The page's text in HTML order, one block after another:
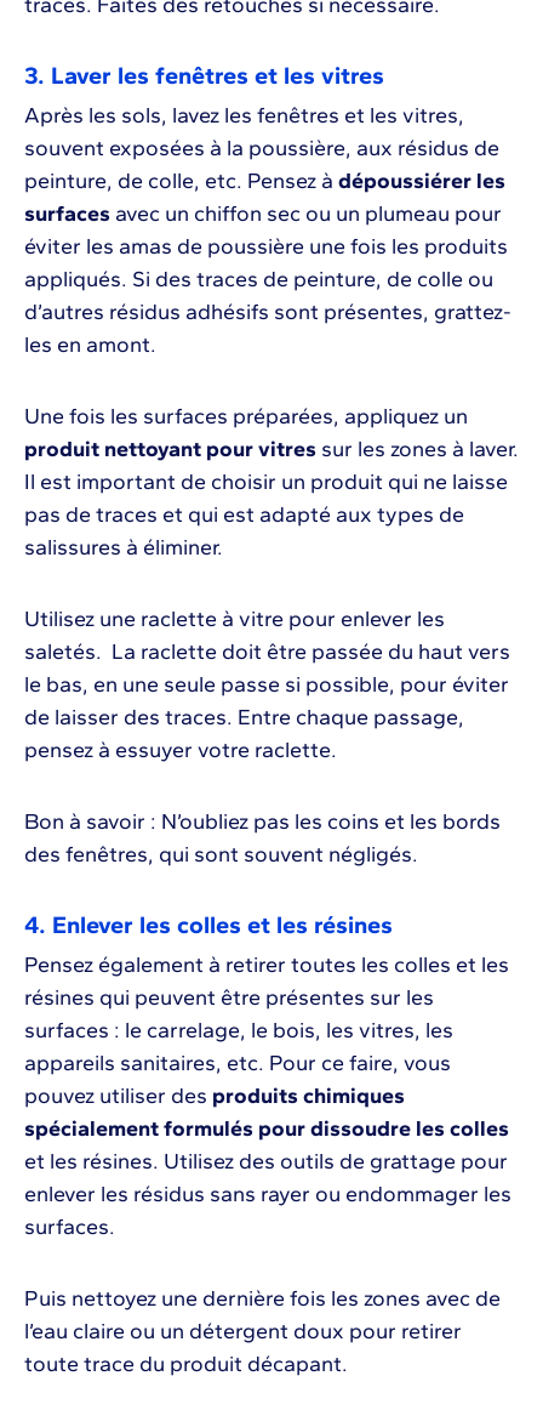
3. Laver les fenêtres et les vitres
Après les sols, lavez les fenêtres et les vitres,
souvent exposées à la poussière, aux résidus de
peinture, de colle, etc. Pensez à dépoussiérer les
surfaces avec un chiffon sec ou un plumeau pour
éviter les amas de poussière une fois les produits
appliqués. Si des traces de peinture, de colle ou
d’autres résidus adhésifs sont présentes, grattez-
les en amont.
Une fois les surfaces préparées, appliquez un
produit nettoyant pour vitres sur les zones à laver.
Il est important de choisir un produit qui ne laisse
pas de traces et qui est adapté aux types de
salissures à éliminer.
Utilisez une raclette à vitre pour enlever les
saletés. La raclette doit être passée du haut vers
le bas, en une seule passe si possible, pour éviter
de laisser des traces. Entre chaque passage,
pensez à essuyer votre raclette.
Bon à savoir : N’oubliez pas les coins et les bords
des fenêtres, qui sont souvent négligés.
4. Enlever les colles et les résines
Pensez également à retirer toutes les colles et les
résines qui peuvent être présentes sur les
surfaces : le carrelage, le bois, les vitres, les
appareils sanitaires, etc. Pour ce faire, vous
pouvez utiliser des produits chimiques
spécialement formulés pour dissoudre les colles
et les résines. Utilisez des outils de grattage pour
enlever les résidus sans rayer ou endommager les
surfaces.
Puis nettoyez une dernière fois les zones avec de
l’eau claire ou un détergent doux pour retirer
toute trace du produit décapant.